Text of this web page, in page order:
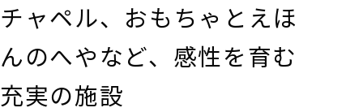
チャペル、おもちゃとえほ
んのへやなど、感性を育む
充実の施設